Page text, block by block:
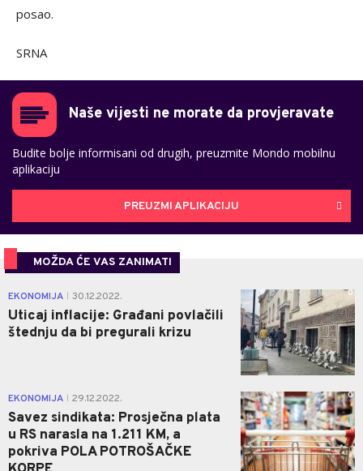
posao.
SRNA
Naše vijesti ne morate da provjeravate
Budite bolje informisani od drugih, preuzmite Mondo mobilnu
aplikaciju
PREUZMI APLIKACIJU
MOŽDA ĆE VAS ZANIMATI
EKONOMIJA 30.12.2022.
Uticaj inflacije: Građani povlačili
štednju da bi pregurali krizu
0
EKONOMIJA 29.12.2022.
Savez sindikata: Prosječna plata
u RS narasla na 1.211 KM, a
pokriva POLA POTROŠAČKE
0